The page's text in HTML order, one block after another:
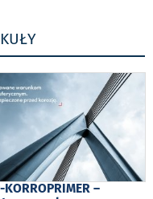
KORROPRIMER –